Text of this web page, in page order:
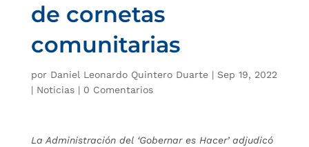
de cornetas
comunitarias
por Daniel Leonardo Quintero Duarte| Sep 19, 2022
| Noticias| 0 Comentarios
La Administración del ‘Gobernar es Hacer’ adjudicó